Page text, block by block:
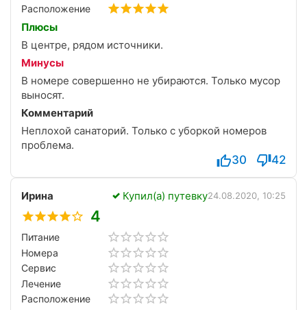
Расположение
Плюсы
В центре, рядом источники.
Минусы
В номере совершенно не убираются. Только мусор
выносят.
Комментарий
Неплохой санаторий. Только с уборкой номеров
проблема.
30 42
Ирина Купил(а) путевку24.08.2020, 10:25
4
Питание
Номера
Сервис
Лечение
Расположение